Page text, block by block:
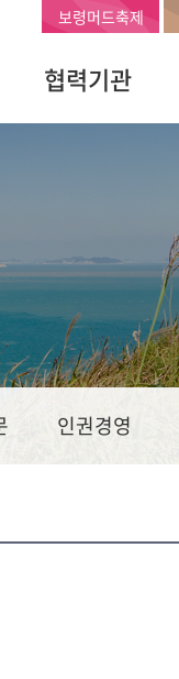
협력기관
보령머드축제
인권경영